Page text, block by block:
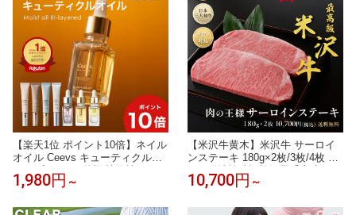
【楽天1位 ポイント10倍】ネイル
オイル Ceevs キューティクルオ
イル 爪オイル 栄養 植物性 ペン
タイプ スポイト 爪育成オイル ギ
イルセラム 爪保湿 プレゼント 指
1,980円 ～
【米沢牛黄木】米沢牛 サーロイ
ンステーキ 180g×2枚/3枚/4枚 選
べる 送料無料 牛肉 黒毛和牛 ス
テーキ お中元 お歳暮 肉 ギフト
ゼント 内祝い 日本三大和牛（米
10,700円 ～